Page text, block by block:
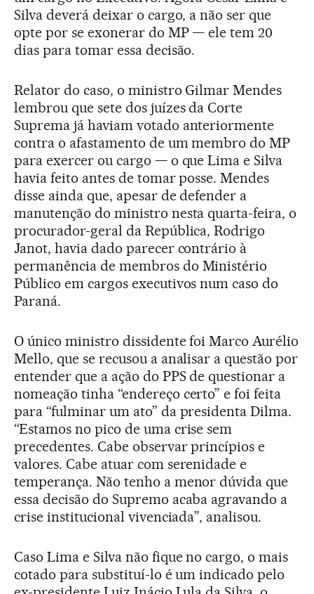
Silva deverá deixar o cargo, a não ser que
opte por se exonerar do MP — ele tem 20
dias para tomar essa decisão.
Relator do caso, o ministro Gilmar Mendes
lembrou que sete dos juízes da Corte
Suprema já haviam votado anteriormente
contra o afastamento de um membro do MP
para exercer ou cargo — o que Lima e Silva
havia feito antes de tomar posse. Mendes
disse ainda que, apesar de defender a
manutenção do ministro nesta quarta-feira, o
procurador-geral da República, Rodrigo
Janot, havia dado parecer contrário à
permanência de membros do Ministério
Público em cargos executivos num caso do
Paraná.
O único ministro dissidente foi Marco Aurélio
Mello, que se recusou a analisar a questão por
entender que a ação do PPS de questionar a
nomeação tinha “endereço certo” e foi feita
para “fulminar um ato” da presidenta Dilma.
“Estamos no pico de uma crise sem
precedentes. Cabe observar princípios e
valores. Cabe atuar com serenidade e
temperança. Não tenho a menor dúvida que
essa decisão do Supremo acaba agravando a
crise institucional vivenciada”, analisou.
Caso Lima e Silva não fique no cargo, o mais
cotado para substituí-lo é um indicado pelo